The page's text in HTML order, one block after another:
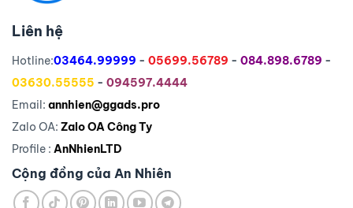
Liên hệ
Hotline:03464.99999 - 05699.56789 - 084.898.6789 -
03630.55555 - 094597.4444
Email: annhien@ggads.pro
Zalo OA: Zalo OA Công Ty
Profile : AnNhienLTD
Cộng đồng của An Nhiên